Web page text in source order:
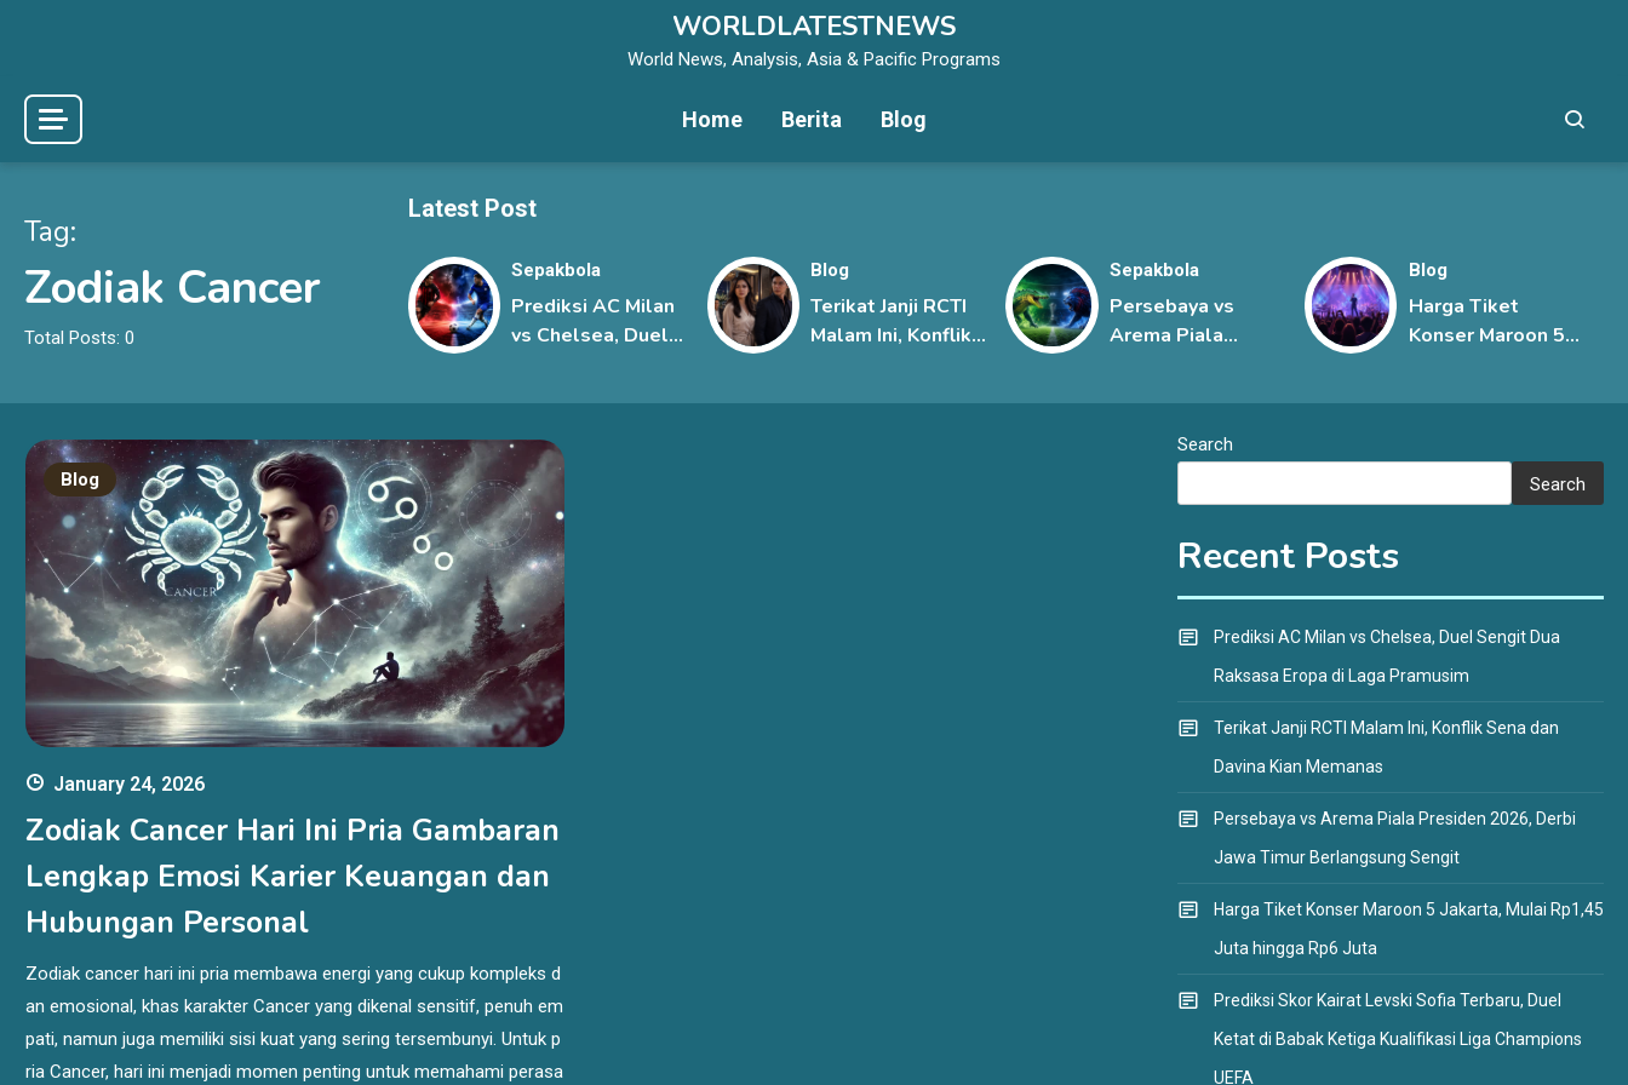
WORLDLATESTNEWS
World News, Analysis, Asia & Pacific Programs
Home Berita Blog
Tag:
Zodiak Cancer
Total Posts: 0
Latest Post
Sepakbola
Prediksi AC Milan
vs Chelsea, Duel
Blog
Terikat Janji RCTI
Malam Ini, Konflik
Sepakbola
Persebaya vs
Arema Piala
Blog
Harga Tiket
Konser Maroon 5
Blog
January 24, 2026
Zodiak Cancer Hari Ini Pria Gambaran
Lengkap Emosi Karier Keuangan dan
Hubungan Personal
Zodiak cancer hari ini pria membawa energi yang cukup kompleks d
an emosional, khas karakter Cancer yang dikenal sensitif, penuh em
pati, namun juga memiliki sisi kuat yang sering tersembunyi. Untuk p
ria Cancer, hari ini menjadi momen penting untuk memahami perasa
Search
Search
Recent Posts
Prediksi AC Milan vs Chelsea, Duel Sengit Dua
Raksasa Eropa di Laga Pramusim
Terikat Janji RCTI Malam Ini, Konflik Sena dan
Davina Kian Memanas
Persebaya vs Arema Piala Presiden 2026, Derbi
Jawa Timur Berlangsung Sengit
Harga Tiket Konser Maroon 5 Jakarta, Mulai Rp1,45
Juta hingga Rp6 Juta
Prediksi Skor Kairat Levski Sofia Terbaru, Duel
Ketat di Babak Ketiga Kualifikasi Liga Champions
UEFA